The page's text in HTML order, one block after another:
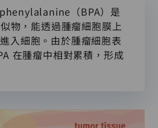
（BPA）是
物，能透過腫瘤細胞膜上
入細胞。由於腫瘤細胞表
在腫瘤中相對累積，形成